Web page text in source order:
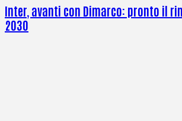
Inter, avanti con Dimarco: pronto il
2030